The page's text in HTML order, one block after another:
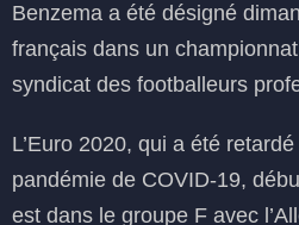
Benzema a été désigné
français dans un
syndicat des footballeurs
L’Euro 2020, qui a été
pandémie de COVID-19,
est dans le groupe F avec